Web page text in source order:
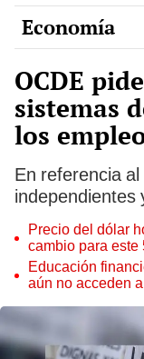
Economía
OCDE
sistemas
los
En referencia
independientes
Precio del dólar
cambio para este
Educación
aún no acceden